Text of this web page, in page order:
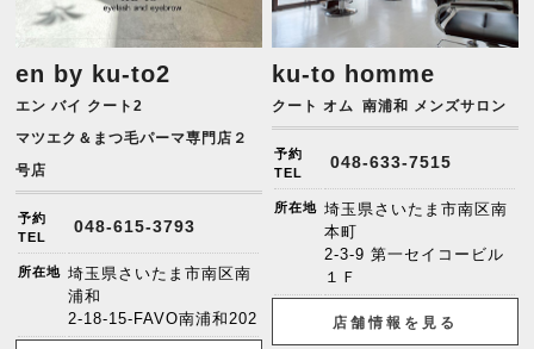
en by ku-to2
エン バイ クート2
マツエク＆まつ毛パーマ専門店２
号店
予約
TEL
048-615-3793
所在地 埼玉県さいたま市南区南
浦和
2-18-15-FAVO南浦和202
ku-to homme
クート オム 南浦和 メンズサロン
予約
TEL
048-633-7515
所在地 埼玉県さいたま市南区南
本町
2-3-9 第一セイコービル
１Ｆ
店舗情報を見る